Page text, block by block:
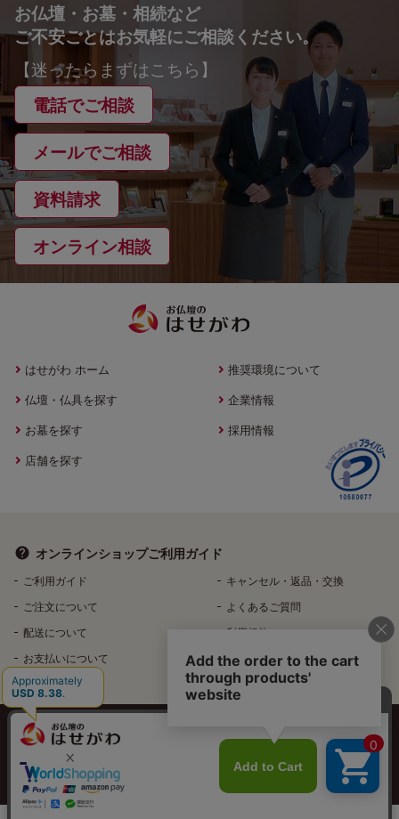
お仏壇・お墓・相続など
ご不安ごとはお気軽にご相談ください。
【迷ったらまずはこちら】
電話でご相談
メールでご相談
資料請求
オンライン相談
はせがわ ホーム
仏壇・仏具を探す
お墓を探す
店舗を探す
推奨環境について
企業情報
採用情報
オンラインショップご利用ガイド
ご利用ガイド
ご注文について
配送について
お支払いについて
キャンセル・返品・交換
よくあるご質問
利用規約
特定商取引法に基づく表記
個人情報保護方針
特定個人情報などの適正な取扱いに関する基本方針
反社会的勢力排除へ向けた基本方針